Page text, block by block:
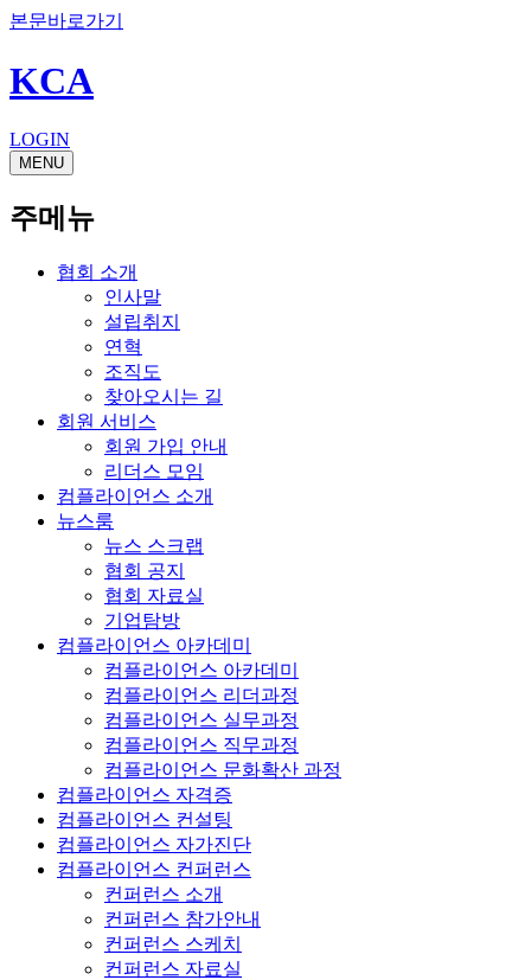
본문바로가기
KCA
LOGIN
MENU
주메뉴
협회 소개
인사말
설립취지
연혁
조직도
찾아오시는 길
회원 서비스
회원 가입 안내
리더스 모임
컴플라이언스 소개
뉴스룸
뉴스 스크랩
협회 공지
협회 자료실
기업탐방
컴플라이언스 아카데미
컴플라이언스 아카데미
컴플라이언스 리더과정
컴플라이언스 실무과정
컴플라이언스 직무과정
컴플라이언스 문화확산 과정
컴플라이언스 자격증
컴플라이언스 컨설팅
컴플라이언스 자가진단
컴플라이언스 컨퍼런스
컨퍼런스 소개
컨퍼런스 참가안내
컨퍼런스 스케치
컨퍼런스 자료실